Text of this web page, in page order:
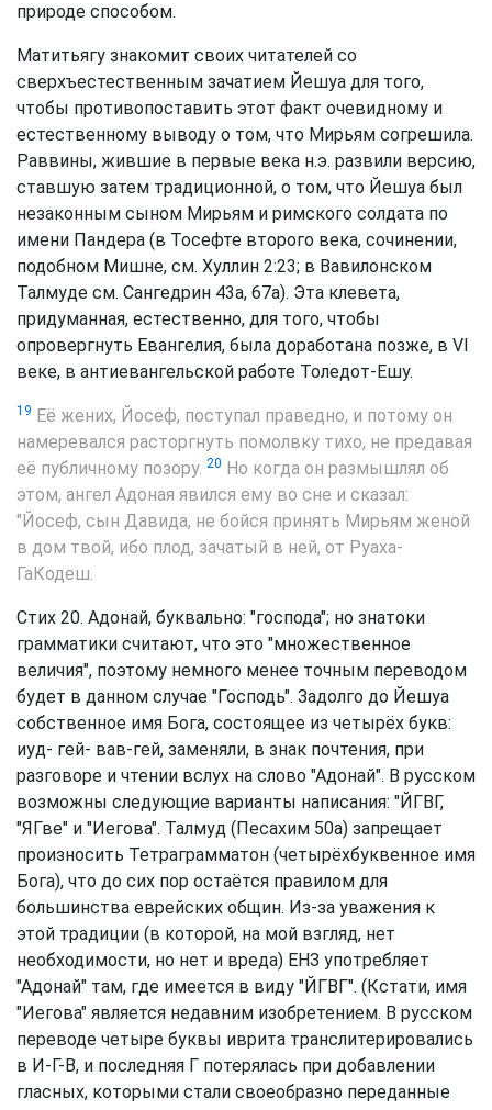
природе способом.
Матитьягу знакомит своих читателей со
сверхъестественным зачатием Йешуа для того,
чтобы противопоставить этот факт очевидному и
естественному выводу о том, что Мирьям согрешила.
Раввины, жившие в первые века н.э. развили версию,
ставшую затем традиционной, о том, что Йешуа был
незаконным сыном Мирьям и римского солдата по
имени Пандера (в Тосефте второго века, сочинении,
подобном Мишне, см. Хуллин 2:23; в Вавилонском
Талмуде см. Сангедрин 43а, 67а). Эта клевета,
придуманная, естественно, для того, чтобы
опровергнуть Евангелия, была доработана позже, в VI
веке, в антиевангельской работе Толедот-Ешу.
19 Её жених, Йосеф, поступал праведно, и потому он
намеревался расторгнуть помолвку тихо, не предавая
её публичному позору. 20 Но когда он размышлял об
этом, ангел Адоная явился ему во сне и сказал:
"Йосеф, сын Давида, не бойся принять Мирьям женой
в дом твой, ибо плод, зачатый в ней, от Руаха-
ГаКодеш.
Стих 20. Адонай, буквально: "господа"; но знатоки
грамматики считают, что это "множественное
величия", поэтому немного менее точным переводом
будет в данном случае "Господь". Задолго до Йешуа
собственное имя Бога, состоящее из четырёх букв:
иуд- гей- вав-гей, заменяли, в знак почтения, при
разговоре и чтении вслух на слово "Адонай". В русском
возможны следующие варианты написания: "ЙГВГ,
"ЯГве" и "Иегова". Талмуд (Песахим 50а) запрещает
произносить Тетраграмматон (четырёхбуквенное имя
Бога), что до сих пор остаётся правилом для
большинства еврейских общин. Из-за уважения к
этой традиции (в которой, на мой взгляд, нет
необходимости, но нет и вреда) ЕНЗ употребляет
"Адонай" там, где имеется в виду "ЙГВГ". (Кстати, имя
"Иегова" является недавним изобретением. В русском
переводе четыре буквы иврита транслитерировались
в И-Г-В, и последняя Г потерялась при добавлении
гласных, которыми стали своеобразно переданные